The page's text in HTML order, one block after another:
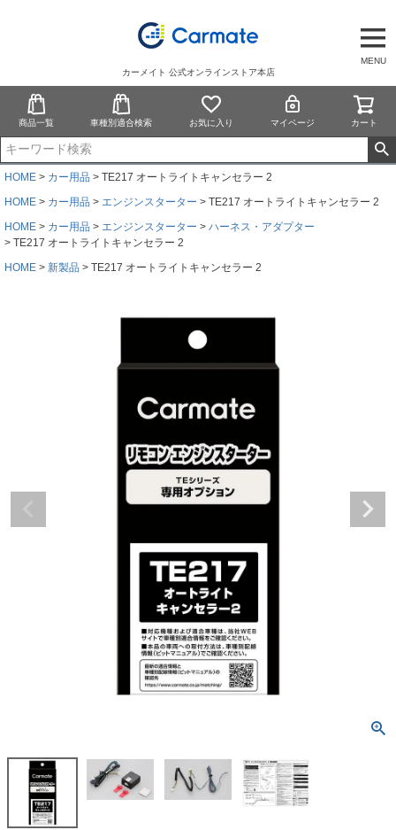
MENU
カーメイト 公式オンラインストア本店
商品一覧 車種別適合検索 お気に入り マイページ カート
HOME カー用品
TE217 オートライトキャンセラー 2
HOME
カー用品 エンジンスターター
TE217 オートライトキャンセラー 2
HOME
カー用品 エンジンスターター
ハーネス・アダプター
TE217 オートライトキャンセラー 2
HOME
新製品 TE217 オートライトキャンセラー 2